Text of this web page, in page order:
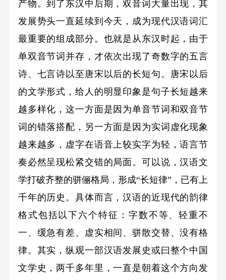
产物。到了东汉中后期，双音词大量出现，其
发展势头一直延续到今天，成为现代汉语词汇
最重要的组成部分。也就是从东汉时起，由于
单双音节词并存，才依次出现了奇数字的五言
诗、七言诗以至唐宋以后的长短句。唐宋以后
的文学形式，给人的明显印象是句子长短越来
越多样化，这一方面是因为单音节词和双音节
词的错落搭配，另一方面是因为实词虚化现象
越来越多，虚字在语音上较实字为轻，语言节
奏必然呈现松紧交错的局面。可以说，汉语文
学打破齐整的骈俪格局，形成“长短律”，已有上
千年的历史。具体而言，汉语的近现代的韵律
格式包括以下六个特征：字数不等、轻重不
一、缓急有差、虚实相间、骈散交替、没有格
律。其实，纵观一部汉语发展史或曰整个中国
文学史，两千多年里，一直是朝着这个方向发